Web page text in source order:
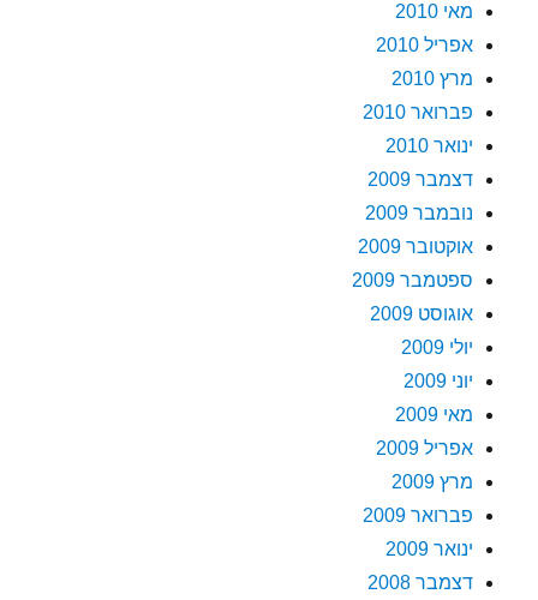
מאי 2010
אפריל 2010
מרץ 2010
פברואר 2010
ינואר 2010
דצמבר 2009
נובמבר 2009
אוקטובר 2009
ספטמבר 2009
אוגוסט 2009
יולי 2009
יוני 2009
מאי 2009
אפריל 2009
מרץ 2009
פברואר 2009
ינואר 2009
דצמבר 2008